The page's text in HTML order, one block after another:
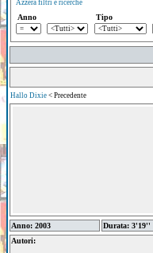
Azzera filtri e ricerche
Anno Tipo
Hallo Dixie < Precedente
Anno: 2003 Durata: 3'19''
Autori: